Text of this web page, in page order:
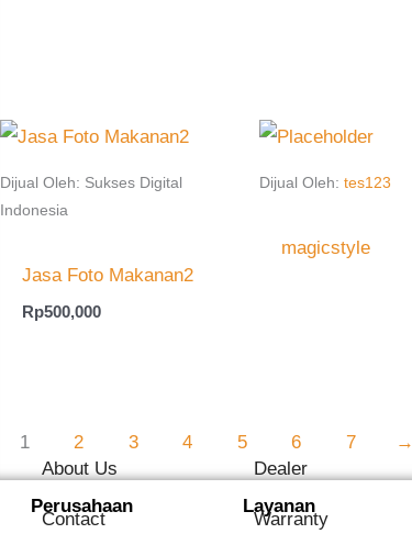
Dijual Oleh: Sukses Digital
Indonesia
Jasa Foto Makanan2
Rp500,000
Dijual Oleh: tes123
magicstyle
1 2 3 4 5 6 7 →
Perusahaan Layanan
About Us
Contact
Dealer
Warranty